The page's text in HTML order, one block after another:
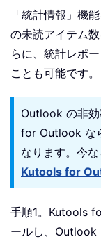
「統計情報」機
の未読アイテム
らに、統計レポ
ことも可能です。
Outlook の非
for Outlook な
なります。今
Kutools for
手順1。Kutools
ールし、Outlook